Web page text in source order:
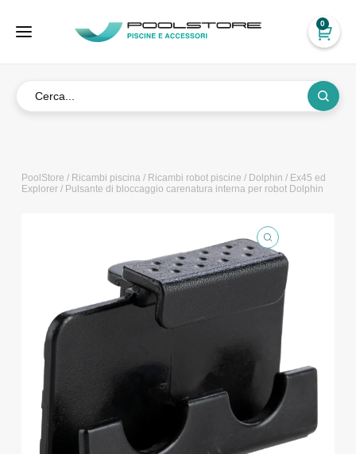
0
PoolStore / Ricambi piscina/ Ricambi robot piscine / Dolphin / Ex45 ed
Explorer/ Pulsante di bloccaggio carenatura interna per robot Dolphin